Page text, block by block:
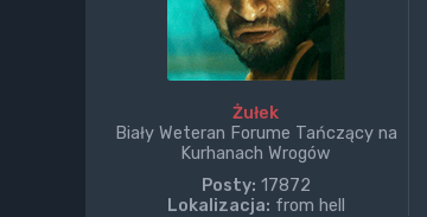
Żułek
Biały Weteran Forume Tańczący na
Kurhanach Wrogów
Posty: 17872
Lokalizacja: from hell